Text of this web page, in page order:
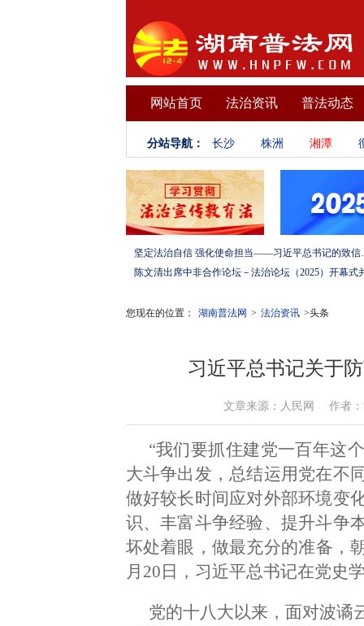
网站首页 法治资讯 普法动态
分站导航： 长沙 株洲 湘潭
坚定法治自信 强化使
您现在的位置： 湖南普法网 > 法治资讯 >头条
习近平总书记关于
文章来源：人民网 作者：
“我们要抓住建党一百年这
大斗争出发，总结运用党在不
做好较长时间应对外部环境变
识、丰富斗争经验、提升斗争
坏处着眼，做最充分的准备，
月20日，习近平总书记在党史
党的十八大以来，面对波谲